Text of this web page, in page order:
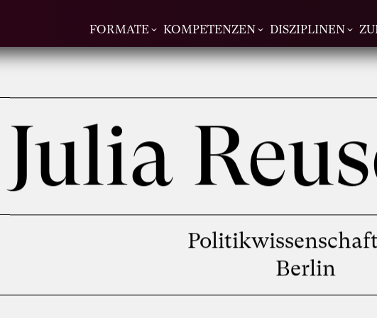
FORMATE KOMPETENZEN DISZIPLINEN
Berlin